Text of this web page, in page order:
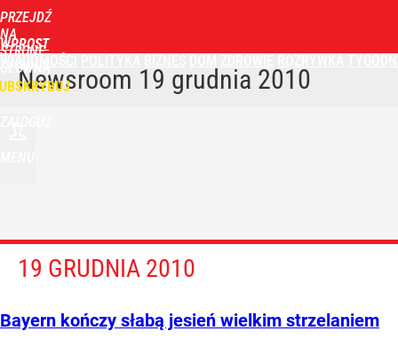
PRZEJDŹ
NA
STRONĘ
GŁÓWNĄ
WPROST
Newsroom 19 grudnia 2010
19 GRUDNIA 2010
Bayern kończy słabą jesień wielkim strzelaniem